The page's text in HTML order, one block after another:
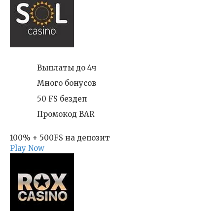
Выплаты до 4ч
Много бонусов
50 FS бездеп
Промокод BAR
100% + 500FS на депозит
Play Now